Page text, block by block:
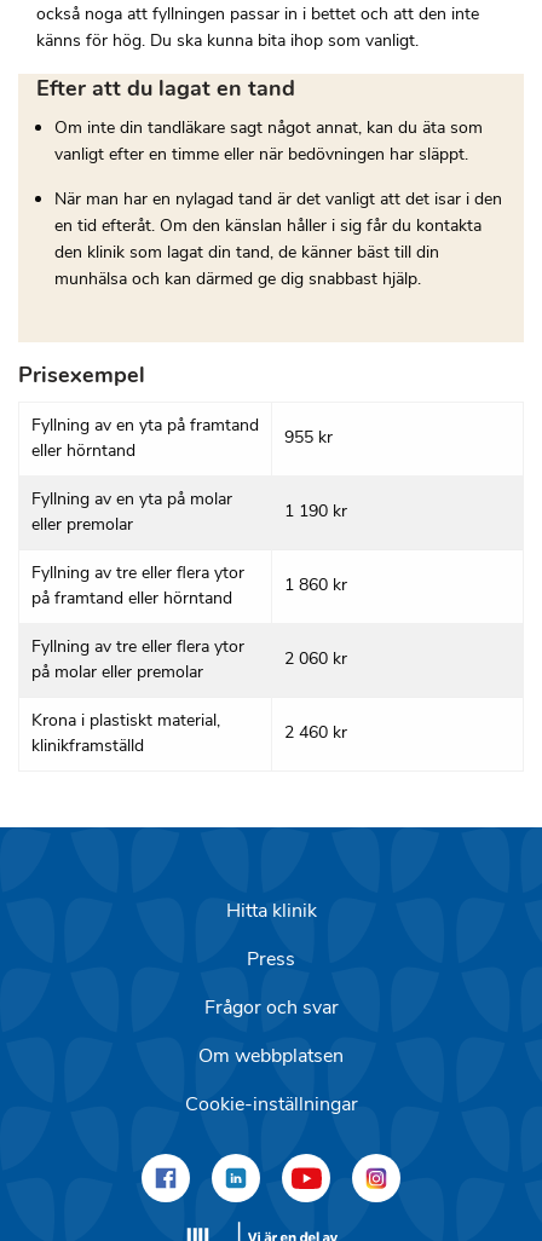
också noga att fyllningen passar in i bettet och att den inte
känns för hög. Du ska kunna bita ihop som vanligt.
Efter att du lagat en tand
Om inte din tandläkare sagt något annat, kan du äta som
vanligt efter en timme eller när bedövningen har släppt.
När man har en nylagad tand är det vanligt att det isar i den
en tid efteråt. Om den känslan håller i sig får du kontakta
den klinik som lagat din tand, de känner bäst till din
munhälsa och kan därmed ge dig snabbast hjälp.
Prisexempel
Fyllning av en yta på framtand
eller hörntand
955 kr
Fyllning av en yta på molar
eller premolar
1 190 kr
Fyllning av tre eller flera ytor
på framtand eller hörntand
1 860 kr
Fyllning av tre eller flera ytor
på molar eller premolar
2 060 kr
Krona i plastiskt material,
klinikframställd
2 460 kr
Hitta klinik
Press
Frågor och svar
Om webbplatsen
Cookie-inställningar